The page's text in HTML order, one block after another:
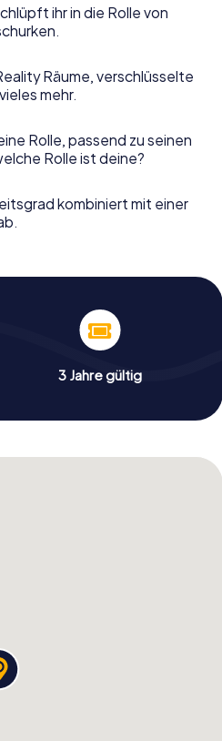
ihr in die Rolle von
Räume, verschlüsselte
mehr.
Rolle, passend zu seinen
Rolle ist deine?
kombiniert mit einer
3 Jahre gültig